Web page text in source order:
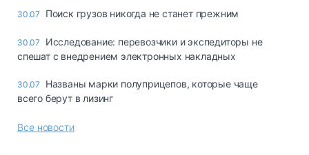
30.07 Поиск грузов никогда не станет прежним
30.07
Исследование: перевозчики и экспедиторы не
спешат с внедрением электронных накладных
30.07
Названы марки полуприцепов, которые чаще
всего берут в лизинг
Все новости